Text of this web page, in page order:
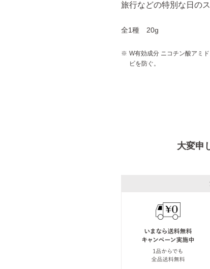
旅行などの特別な日の
全1種 20g
W有効成分 ニコチン酸アミ
ビを防ぐ。
大変申